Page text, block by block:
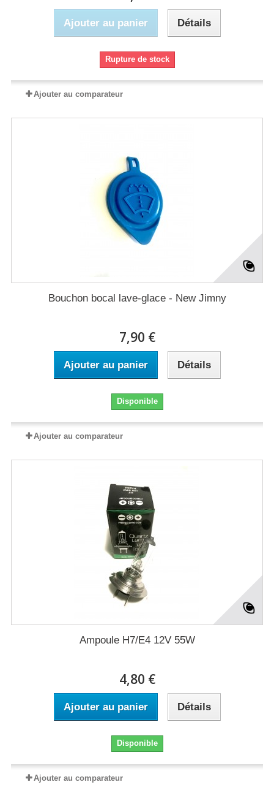
Ajouter au panier Détails
Rupture de stock
Ajouter au comparateur
Bouchon bocal lave-glace - New Jimny
7,90 €
Ajouter au panier Détails
Disponible
Ajouter au comparateur
Ampoule H7/E4 12V 55W
4,80 €
Ajouter au panier Détails
Disponible
Ajouter au comparateur